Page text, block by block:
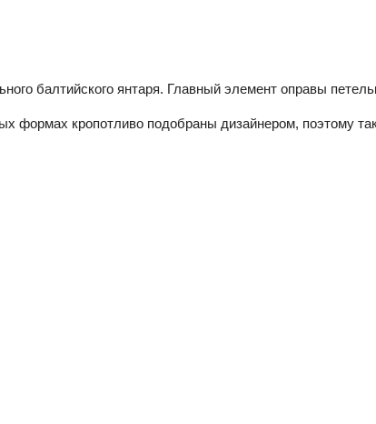
балтийского янтаря. Главный элемент оправы
формах кропотливо подобраны дизайнером, поэтому